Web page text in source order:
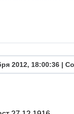
2012, 18:00:36 |